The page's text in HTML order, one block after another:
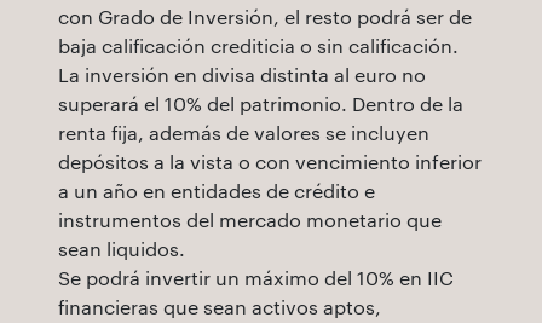
con Grado de Inversión, el resto podrá ser de
baja calificación crediticia o sin calificación.
La inversión en divisa distinta al euro no
superará el 10% del patrimonio. Dentro de la
renta fija, además de valores se incluyen
depósitos a la vista o con vencimiento inferior
a un año en entidades de crédito e
instrumentos del mercado monetario que
sean liquidos.
Se podrá invertir un máximo del 10% en IIC
financieras que sean activos aptos,